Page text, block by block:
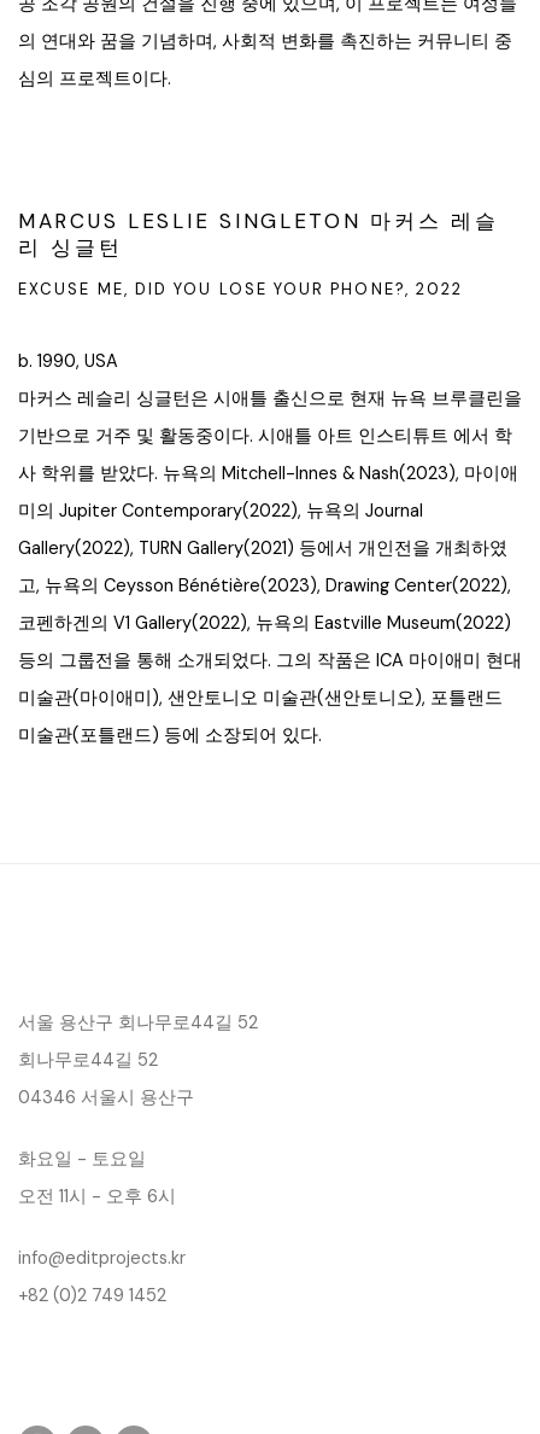
의 연대와 꿈을 기념하며, 사회적 변화를 촉진하는 커뮤니티 중
심의 프로젝트이다.
MARCUS LESLIE SINGLETON 마커스 레슬
리 싱글턴
EXCUSE ME, DID YOU LOSE YOUR PHONE?, 2022
b. 1990, USA
마커스 레슬리 싱글턴은 시애틀 출신으로 현재 뉴욕 브루클린을
기반으로 거주 및 활동중이다. 시애틀 아트 인스티튜트 에서 학
사 학위를 받았다. 뉴욕의 Mitchell-Innes & Nash(2023), 마이애
미의 Jupiter Contemporary(2022), 뉴욕의 Journal
Gallery(2022), TURN Gallery(2021) 등에서 개인전을 개최하였
고, 뉴욕의 Ceysson Bénétière(2023), Drawing Center(2022),
코펜하겐의 V1 Gallery(2022), 뉴욕의 Eastville Museum(2022)
등의 그룹전을 통해 소개되었다. 그의 작품은 ICA 마이애미 현대
미술관(마이애미), 샌안토니오 미술관(샌안토니오), 포틀랜드
미술관(포틀랜드) 등에 소장되어 있다.
서울 용산구 회나무로44길 52
회나무로44길 52
04346 서울시 용산구
화요일 - 토요일
오전 11시 - 오후 6시
info@editprojects.kr
+82 (0)2 749 1452